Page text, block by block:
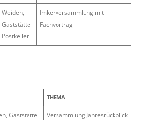
Weiden,
Gaststätte
Postkeller
Imkerversammlung mit
Fachvortrag
THEMA
Gaststätte
Versammlung Jahresrückblick